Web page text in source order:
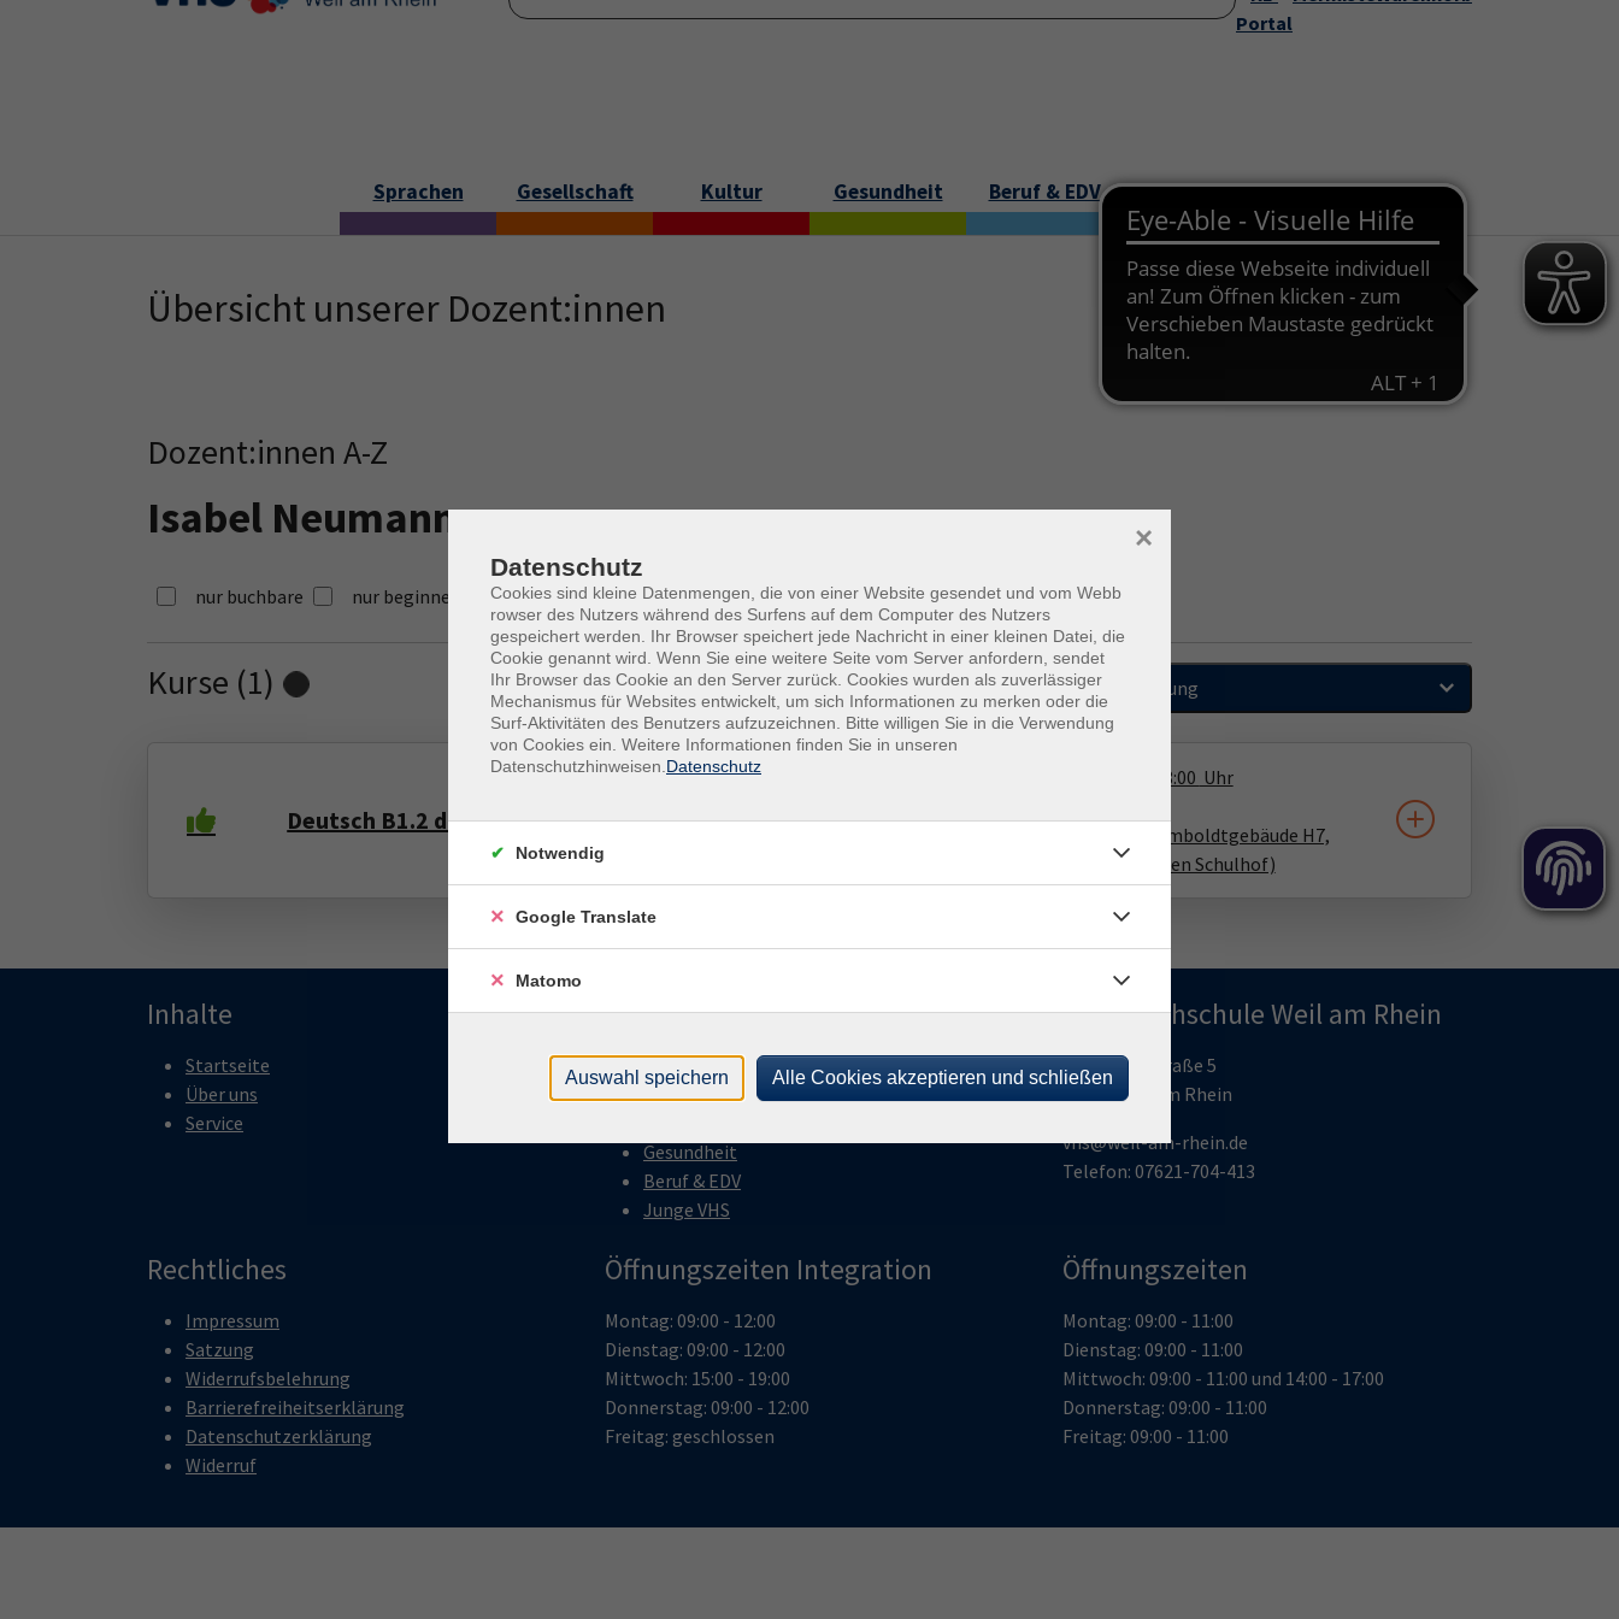
Skip to main content
Skip to page footer Startseite Über uns
Portal
Sprachen Gesellschaft Kultur Gesundheit Beruf & EDV Junge VHS
Übersicht unserer Dozent:innen
Dozent:innen A-Z
Isabel Neumann
nur buchbare nur beginnende
Kurse (1) Loading... Sortierung
Deutsch B1.2 dienstags und donnerstags abends
18:00 Uhr
Gymnasium/Humboldtgebäude H7,
2.OG (links auf den Schulhof)
Inhalte
Startseite
Über uns
Service
Programm
Sprachen
Gesellschaft
Gesundheit
Beruf & EDV
Junge VHS
Volkshochschule Weil am Rhein
Humboldtstraße 5
79576 Weil am Rhein
vhs@weil-am-rhein.de
Telefon: 07621-704-413
Rechtliches
Impressum
Satzung
Widerrufsbelehrung
Barrierefreiheitserklärung
Datenschutzerklärung
Widerruf
Öffnungszeiten Integration
Montag: 09:00 - 12:00
Dienstag: 09:00 - 12:00
Mittwoch: 15:00 - 19:00
Donnerstag: 09:00 - 12:00
Freitag: geschlossen
Öffnungszeiten
Montag: 09:00 - 11:00
Dienstag: 09:00 - 11:00
Mittwoch: 09:00 - 11:00 und 14:00 - 17:00
Donnerstag: 09:00 - 11:00
Freitag: 09:00 - 11:00
Datenschutz
Cookies sind kleine Datenmengen, die von einer Website gesendet und vom Webb
rowser des Nutzers während des Surfens auf dem Computer des Nutzers
gespeichert werden. Ihr Browser speichert jede Nachricht in einer kleinen Datei, die
Cookie genannt wird. Wenn Sie eine weitere Seite vom Server anfordern, sendet
Ihr Browser das Cookie an den Server zurück. Cookies wurden als zuverlässiger
Mechanismus für Websites entwickelt, um sich Informationen zu merken oder die
Surf-Aktivitäten des Benutzers aufzuzeichnen. Bitte willigen Sie in die Verwendung
von Cookies ein. Weitere Informationen finden Sie in unseren
Datenschutzhinweisen. Datenschutz
×
Notwendig
Google Translate
Matomo
Auswahl speichern Alle Cookies akzeptieren und schließen